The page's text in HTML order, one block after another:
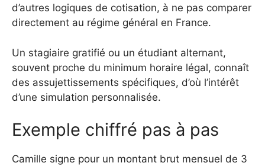
d’autres logiques de cotisation, à ne pas comparer
directement au régime général en France.
Un stagiaire gratifié ou un étudiant alternant,
souvent proche du minimum horaire légal, connaît
des assujettissements spécifiques, d’où l’intérêt
d’une simulation personnalisée.
Exemple chiffré pas à pas
Camille signe pour un montant brut mensuel de 3